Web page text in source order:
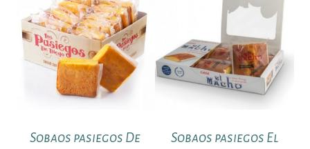
Sobaos pasiegos De
Sobaos pasiegos El